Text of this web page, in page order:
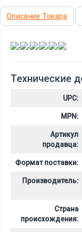
Описание Товара
, , , , ,
Технические
UPC:
MPN:
Артикул
продавца:
Формат поставки:
Производитель:
Страна
происхождения: